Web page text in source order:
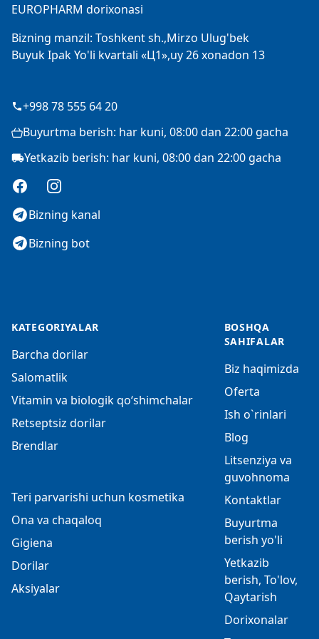
EUROPHARM dorixonasi
Bizning manzil: Toshkent sh.,Mirzo Ulug'bek
Buyuk Ipak Yo'li kvartali «Ц1»,uy 26 xonadon 13
+998 78 555 64 20
Buyurtma berish: har kuni, 08:00 dan 22:00 gacha
Yetkazib berish: har kuni, 08:00 dan 22:00 gacha
FacebookInstagram
Bizning kanal
Bizning bot
KATEGORIYALAR
Barcha dorilar
Salomatlik
Vitamin va biologik qo‘shimchalar
Retseptsiz dorilar
Brendlar
Teri parvarishi uchun kosmetika
Ona va chaqaloq
Gigiena
Dorilar
Aksiyalar
BOSHQA
SAHIFALAR
Biz haqimizda
Oferta
Ish o`rinlari
Blog
Litsenziya va
guvohnoma
Kontaktlar
Buyurtma
berish yo'li
Yetkazib
berish, To'lov,
Qaytarish
Dorixonalar